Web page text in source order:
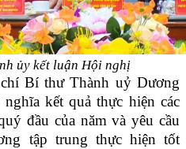
ủy kết luận Hội nghị
Bí thư Thành uỷ Dương
kết quả thực hiện các
đầu của năm và yêu cầu
tập trung thực hiện tốt